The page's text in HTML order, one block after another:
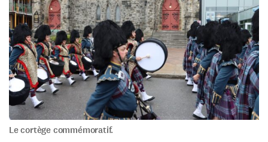
Le cortège commémoratif.